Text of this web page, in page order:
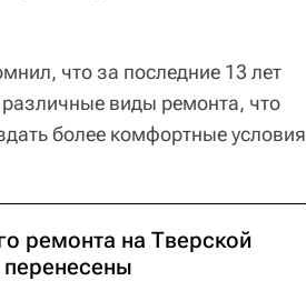
что за последние 13 лет
виды ремонта, что
более комфортные условия
ремонта на Тверской